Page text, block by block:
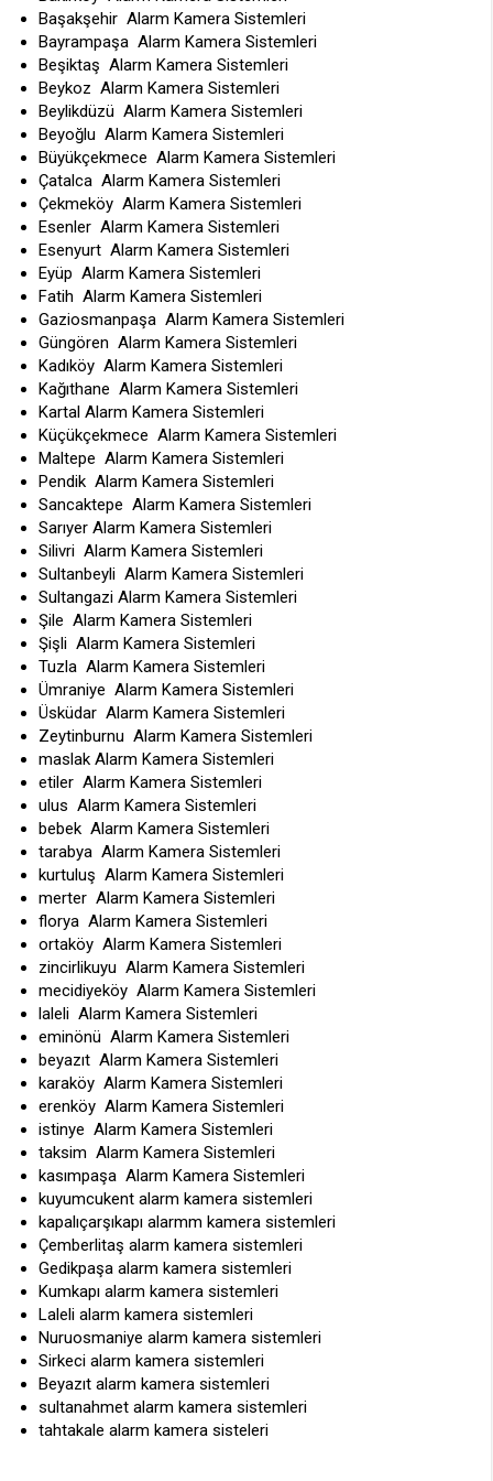
Başakşehir Alarm Kamera Sistemleri
Bayrampaşa Alarm Kamera Sistemleri
Beşiktaş Alarm Kamera Sistemleri
Beykoz Alarm Kamera Sistemleri
Beylikdüzü Alarm Kamera Sistemleri
Beyoğlu Alarm Kamera Sistemleri
Büyükçekmece Alarm Kamera Sistemleri
Çatalca Alarm Kamera Sistemleri
Çekmeköy Alarm Kamera Sistemleri
Esenler Alarm Kamera Sistemleri
Esenyurt Alarm Kamera Sistemleri
Eyüp Alarm Kamera Sistemleri
Fatih Alarm Kamera Sistemleri
Gaziosmanpaşa Alarm Kamera Sistemleri
Güngören Alarm Kamera Sistemleri
Kadıköy Alarm Kamera Sistemleri
Kağıthane Alarm Kamera Sistemleri
Kartal Alarm Kamera Sistemleri
Küçükçekmece Alarm Kamera Sistemleri
Maltepe Alarm Kamera Sistemleri
Pendik Alarm Kamera Sistemleri
Sancaktepe Alarm Kamera Sistemleri
Sarıyer Alarm Kamera Sistemleri
Silivri Alarm Kamera Sistemleri
Sultanbeyli Alarm Kamera Sistemleri
Sultangazi Alarm Kamera Sistemleri
Şile Alarm Kamera Sistemleri
Şişli Alarm Kamera Sistemleri
Tuzla Alarm Kamera Sistemleri
Ümraniye Alarm Kamera Sistemleri
Üsküdar Alarm Kamera Sistemleri
Zeytinburnu Alarm Kamera Sistemleri
maslak Alarm Kamera Sistemleri
etiler Alarm Kamera Sistemleri
ulus Alarm Kamera Sistemleri
bebek Alarm Kamera Sistemleri
tarabya Alarm Kamera Sistemleri
kurtuluş Alarm Kamera Sistemleri
merter Alarm Kamera Sistemleri
florya Alarm Kamera Sistemleri
ortaköy Alarm Kamera Sistemleri
zincirlikuyu Alarm Kamera Sistemleri
mecidiyeköy Alarm Kamera Sistemleri
laleli Alarm Kamera Sistemleri
eminönü Alarm Kamera Sistemleri
beyazıt Alarm Kamera Sistemleri
karaköy Alarm Kamera Sistemleri
erenköy Alarm Kamera Sistemleri
istinye Alarm Kamera Sistemleri
taksim Alarm Kamera Sistemleri
kasımpaşa Alarm Kamera Sistemleri
kuyumcukent alarm kamera sistemleri
kapalıçarşıkapı alarmm kamera sistemleri
Çemberlitaş alarm kamera sistemleri
Gedikpaşa alarm kamera sistemleri
Kumkapı alarm kamera sistemleri
Laleli alarm kamera sistemleri
Nuruosmaniye alarm kamera sistemleri
Sirkeci alarm kamera sistemleri
Beyazıt alarm kamera sistemleri
sultanahmet alarm kamera sistemleri
tahtakale alarm kamera sisteleri